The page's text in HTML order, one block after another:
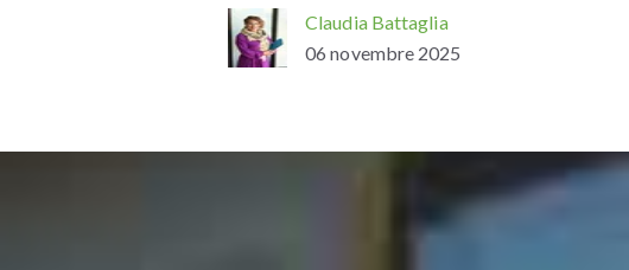
Claudia Battaglia
06 novembre 2025